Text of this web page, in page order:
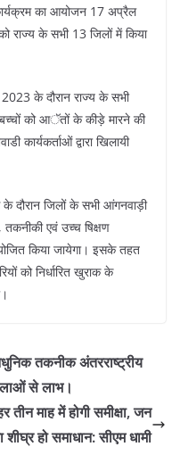
का आयोजन 17 अप्रैल
राज्य के सभी 13 जिलों में किया
2023 के दौरान राज्य के सभी
को आॅतों के कीड़े मारने की
कार्यकर्ताओं द्वारा खिलायी
के दौरान जिलों के सभी आंगनवाड़ी
तकनीकी एवं उच्च षिक्षण
किया जायेगा। इसके तहत
को निर्धारित खुराक के
तकनीक अंतरराष्ट्रीय
से लाभ।
तीन माह में होगी समीक्षा, जन
हो समाधान: सीएम धामी